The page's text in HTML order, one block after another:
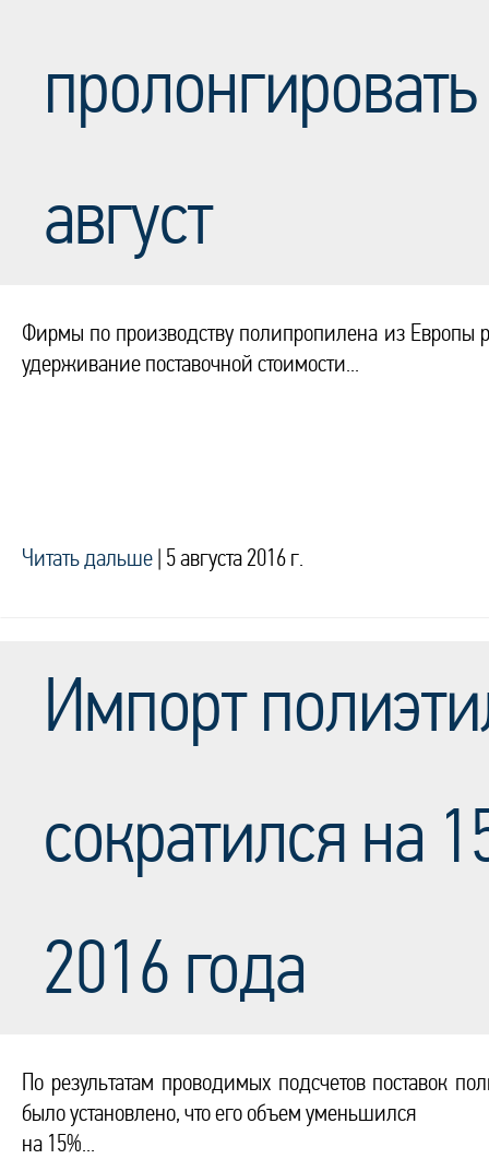
август
Фирмы по производству полипропилена из Европы
удерживание поставочной стоимости...
Читать дальше | 5 августа 2016 г.
Импорт
сократился на
2016 года
По результатам проводимых подсчетов поставок
было установлено, что его объем уменьшился
на 15%...